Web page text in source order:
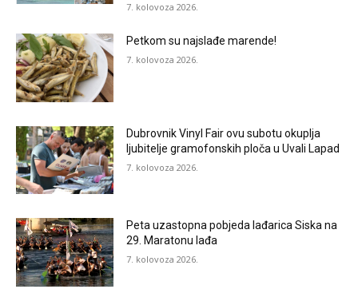
7. kolovoza 2026.
Petkom su najslađe marende!
7. kolovoza 2026.
Dubrovnik Vinyl Fair ovu subotu okuplja
ljubitelje gramofonskih ploča u Uvali Lapad
7. kolovoza 2026.
Peta uzastopna pobjeda lađarica Siska na
29. Maratonu lađa
7. kolovoza 2026.